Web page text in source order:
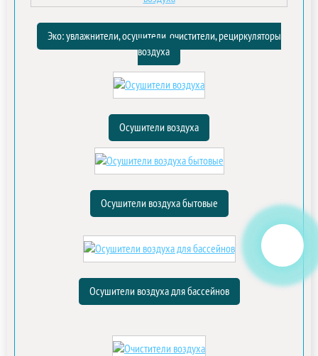
Эко: увлажнители, осушители, очистители, рециркуляторы
воздуха
Осушители воздуха
Осушители воздуха бытовые
Осушители воздуха для бассейнов